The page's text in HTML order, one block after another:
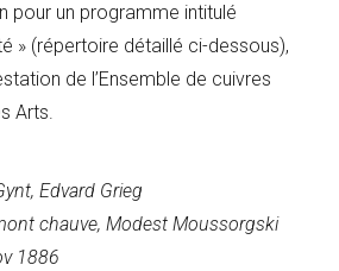
pour un programme intitulé
» (répertoire détaillé ci-dessous),
de l’Ensemble de cuivres
Arts.
Edvard Grieg
chauve, Modest Moussorgski
1886